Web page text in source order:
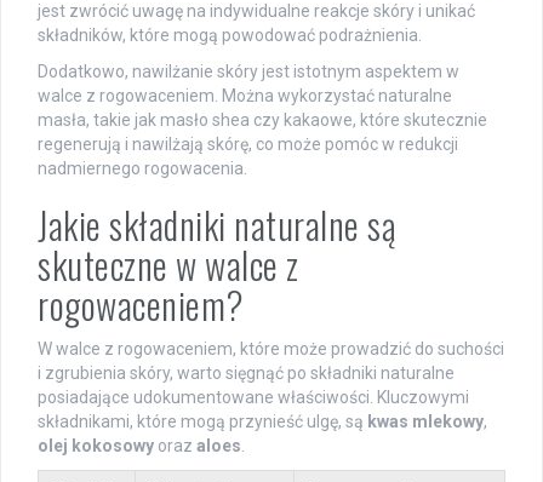
jest zwrócić uwagę na indywidualne reakcje skóry i unikać
składników, które mogą powodować podrażnienia.
Dodatkowo, nawilżanie skóry jest istotnym aspektem w
walce z rogowaceniem. Można wykorzystać naturalne
masła, takie jak masło shea czy kakaowe, które skutecznie
regenerują i nawilżają skórę, co może pomóc w redukcji
nadmiernego rogowacenia.
Jakie składniki naturalne są
skuteczne w walce z
rogowaceniem?
W walce z rogowaceniem, które może prowadzić do suchości
i zgrubienia skóry, warto sięgnąć po składniki naturalne
posiadające udokumentowane właściwości. Kluczowymi
składnikami, które mogą przynieść ulgę, są kwas mlekowy,
olej kokosowy oraz aloes.